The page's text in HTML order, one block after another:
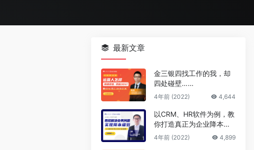
最新文章
金三银四找工作的我，却
四处碰壁……
4年前 (2022) 4,644
以CRM、HR软件为例，教
你打造真正为企业降本增
效的B端产品
4年前 (2022) 4,899